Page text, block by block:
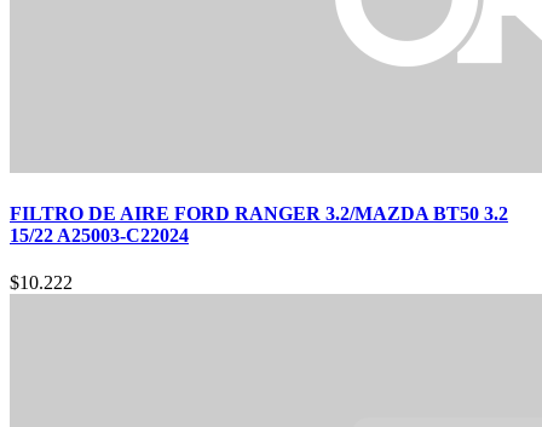
FILTRO DE AIRE FORD RANGER 3.2/MAZDA BT50 3.2
15/22 A25003-C22024
$10.222